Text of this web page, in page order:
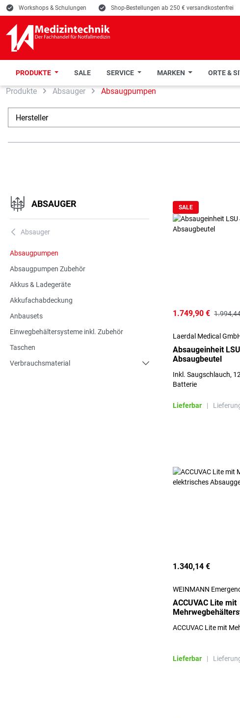
Hauptinhalt springen
Zur Suche springen
Zur Hauptnavigation springen
E Workshops & Schulungen E Shop-Bestellungen ab 250 € versandkostenfrei
PRODUKTE SALE SERVICE MARKEN ORTE &
Produkte Absauger Absaugpumpen
Hersteller
ABSAUGER
A Absauger
Absaugpumpen
Absaugpumpen Zubehör
Akkus & Ladegeräte
Akkufachabdeckung
Anbausets
Einwegbehältersysteme inkl. Zubehör
Taschen
Verbrauchsmaterial
SALE
1.749,90 €
Laerdal Medical
Absaugeinheit
Absaugbeutel
Inkl. Saugschlauch,
Batterie
Lieferbar |
1.340,14 €
WEINMANN
ACCUVAC Lite mit
ACCUVAC Lite mit
Lieferbar |